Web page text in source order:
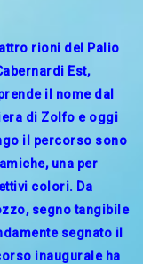
rioni del Palio
Est,
il nome dal
di Zolfo e oggi
il percorso sono
una per
colori. Da
segno tangibile
segnato il
inaugurale ha